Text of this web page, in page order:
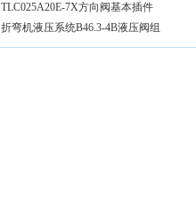
TLC025A20E-7X方向阀基本插件
折弯机液压系统B46.3-4B液压阀组